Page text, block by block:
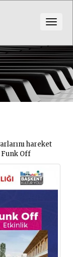
hareket
Off